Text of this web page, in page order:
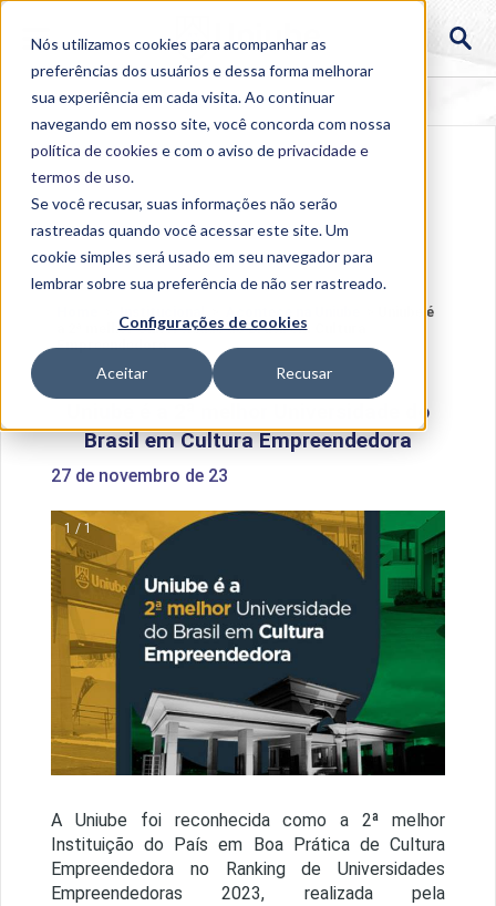
Nós utilizamos cookies para acompanhar as
preferências dos usuários e dessa forma melhorar
sua experiência em cada visita. Ao continuar
navegando em nosso site, você concorda com nossa
política de cookies e com o aviso deprivacidade e
termos de uso.
Se você recusar, suas informações não serão
rastreadas quando você acessar este site. Um
cookie simples será usado em seu navegador para
lembrar sobre sua preferência de não ser rastreado.
Configurações de cookies
Aceitar Recusar
Uniube é
a 2ª melhor Universidade do Brasil em Cultura
Empreendedora
Uniube é a 2ª melhor Universidade do
Brasil em Cultura Empreendedora
27 de novembro de 23
1 / 1
A Uniube foi reconhecida como a 2ª melhor
Instituição do País em Boa Prática de Cultura
Empreendedora no Ranking de Universidades
Empreendedoras 2023, realizada pela